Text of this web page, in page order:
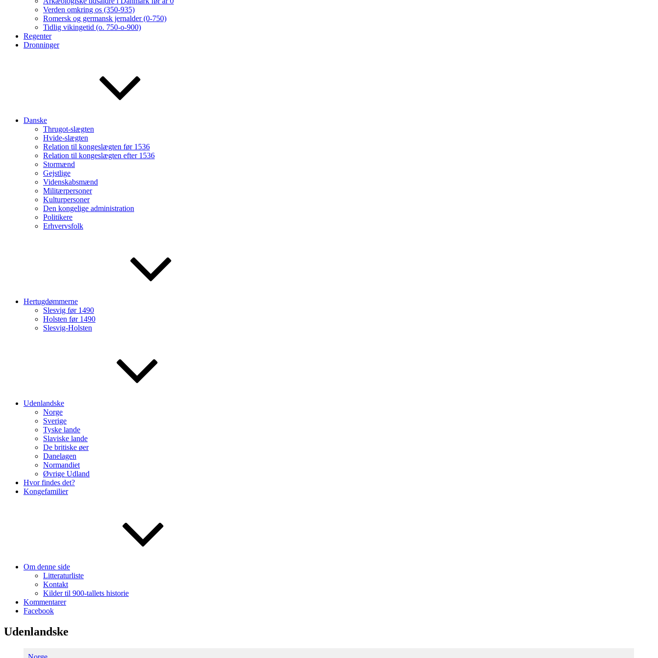
Verden omkring os (350-935)
Romersk og germansk jernalder (0-750)
Tidlig vikingetid (o. 750-o-900)
Regenter
Dronninger
Danske
Thrugot-slægten
Hvide-slægten
Relation til kongeslægten før 1536
Relation til kongeslægten efter 1536
Stormænd
Gejstlige
Videnskabsmænd
Militærpersoner
Kulturpersoner
Den kongelige administration
Politikere
Erhvervsfolk
Hertugdømmerne
Slesvig før 1490
Holsten før 1490
Slesvig-Holsten
Udenlandske
Norge
Sverige
Tyske lande
Slaviske lande
De britiske øer
Danelagen
Normandiet
Øvrige Udland
Hvor findes det?
Kongefamilier
Om denne side
Litteraturliste
Kontakt
Kilder til 900-tallets historie
Kommentarer
Facebook
Udenlandske